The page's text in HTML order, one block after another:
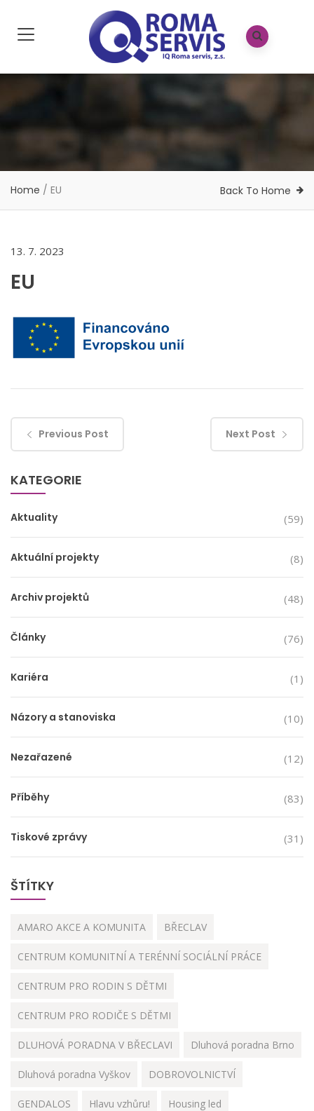
Home / EU Back To Home
13. 7. 2023
EU
Previous Post Next Post
KATEGORIE
Aktuality (59)
Aktuální projekty (8)
Archiv projektů (48)
Články (76)
Kariéra (1)
Názory a stanoviska (10)
Nezařazené (12)
Příběhy (83)
Tiskové zprávy (31)
ŠTÍTKY
AMARO AKCE A KOMUNITA BŘECLAV
CENTRUM KOMUNITNÍ A TERÉNNÍ SOCIÁLNÍ PRÁCE
CENTRUM PRO RODIN S DĚTMI
CENTRUM PRO RODIČE S DĚTMI
DLUHOVÁ PORADNA V BŘECLAVI Dluhová poradna Brno
Dluhová poradna Vyškov DOBROVOLNICTVÍ
GENDALOS Hlavu vzhůru! Housing led